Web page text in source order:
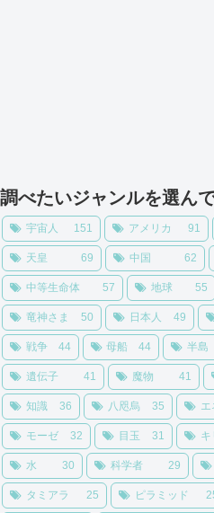
調べたいジャンルを選ん
宇宙人 151 アメリカ 91
天皇 69 中国 62
中等生命体 57 地球 55
竜神さま 50 日本人 49
戦争 44 母船 44 半島
遺伝子 41 魔物 41
知識 36 八咫烏 35 エ
モーゼ 32 目玉 31 キ
水 30 科学者 29
タミアラ 25 ピラミッド